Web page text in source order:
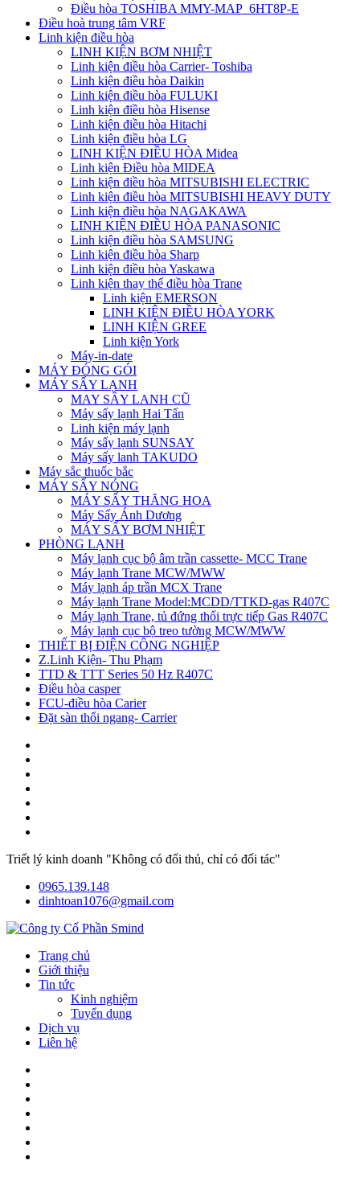
Điều hòa TOSHIBA MMY-MAP_6HT8P-E
Điều hoà trung tâm VRF
Linh kiện điều hòa
LINH KIỆN BƠM NHIỆT
Linh kiện điều hòa Carrier- Toshiba
Linh kiện điều hòa Daikin
Linh kiện điều hòa FULUKI
Linh kiện điều hòa Hisense
Linh kiện điều hòa Hitachi
Linh kiện điều hòa LG
LINH KIỆN ĐIỀU HÒA Midea
Linh kiện Điều hòa MIDEA
Linh kiện điều hòa MITSUBISHI ELECTRIC
Linh kiện điều hòa MITSUBISHI HEAVY DUTY
Linh kiện điều hòa NAGAKAWA
LINH KIỆN ĐIỀU HÒA PANASONIC
Linh kiện điều hòa SAMSUNG
Linh kiện điều hòa Sharp
Linh kiện điều hòa Yaskawa
Linh kiện thay thế điều hòa Trane
Linh kiện EMERSON
LINH KIỆN ĐIỀU HÒA YORK
LINH KIỆN GREE
Linh kiện York
Máy-in-date
MÁY ĐÓNG GÓI
MÁY SẤY LẠNH
MAY SÂY LANH CŨ
Máy sấy lạnh Hai Tấn
Linh kiện máy lạnh
Máy sấy lạnh SUNSAY
Máy sấy lanh TAKUDO
Máy sắc thuốc bắc
MÁY SẤY NÓNG
MÁY SẤY THĂNG HOA
Máy Sấy Ánh Dương
MÁY SẤY BƠM NHIỆT
PHÒNG LẠNH
Máy lạnh cục bộ âm trần cassette- MCC Trane
Máy lạnh Trane MCW/MWW
Máy lạnh áp trần MCX Trane
Máy lạnh Trane Model:MCDD/TTKD-gas R407C
Máy lạnh Trane, tủ đứng thổi trực tiếp Gas R407C
Máy lạnh cục bộ treo tường MCW/MWW
THIẾT BỊ ĐIỆN CÔNG NGHIỆP
Z.Linh Kiện- Thu Phạm
TTD & TTT Series 50 Hz R407C
Điều hòa casper
FCU-điều hòa Carier
Đặt sàn thổi ngang- Carrier
Triết lý kinh doanh "Không có đối thủ, chỉ có đối tác"
0965.139.148
dinhtoan1076@gmail.com
Trang chủ
Giới thiệu
Tin tức
Kinh nghiệm
Tuyển dụng
Dịch vụ
Liên hệ